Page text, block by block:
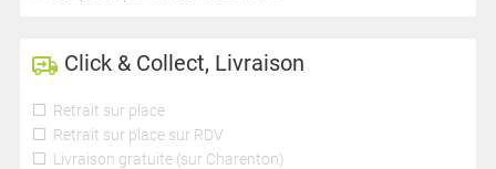
Click & Collect, Livraison
Retrait sur place
Retrait sur place sur RDV
Livraison gratuite (sur Charenton)